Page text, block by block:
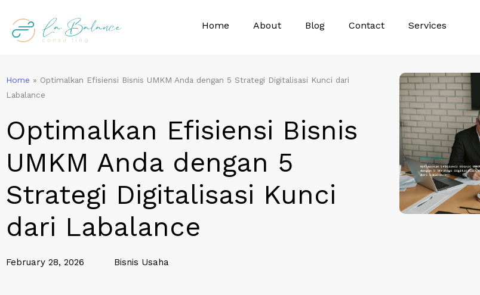
content
Home About Blog Contact Services
Home » Optimalkan Efisiensi Bisnis UMKM Anda dengan 5 Strategi Digitalisasi Kunci dari
Labalance
Optimalkan Efisiensi Bisnis
UMKM Anda dengan 5
Strategi Digitalisasi Kunci
dari Labalance
February 28, 2026 Bisnis Usaha